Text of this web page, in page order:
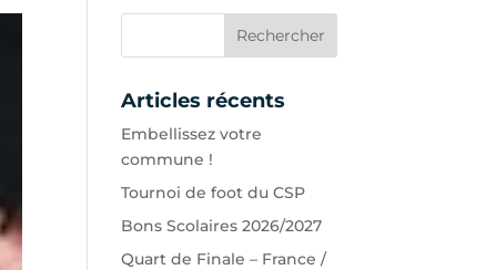
Articles récents
Embellissez votre
commune !
Tournoi de foot du CSP
Bons Scolaires 2026/2027
Quart de Finale – France /